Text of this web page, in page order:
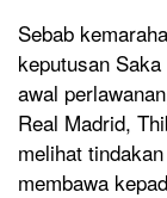
Sebab
keputusan
awal
Real Madrid,
melihat
membawa